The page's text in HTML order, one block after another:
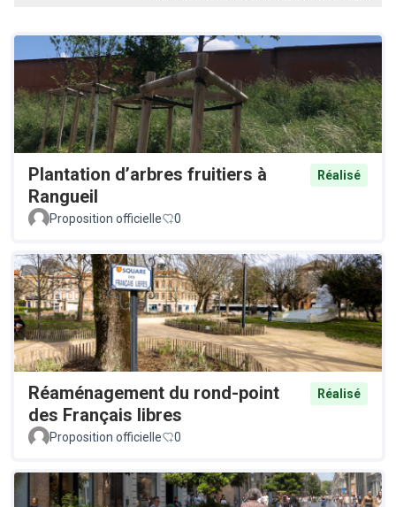
Plantation d’arbres fruitiers à
Rangueil
Réalisé
Proposition officielle 0
Réaménagement du rond-point
des Français libres
Réalisé
Proposition officielle 0